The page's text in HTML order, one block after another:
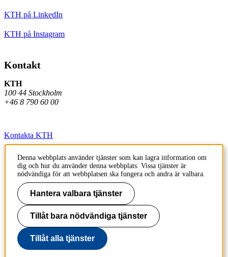
KTH på LinkedIn
KTH på Instagram
Kontakt
KTH
100 44 Stockholm
+46 8 790 60 00
Kontakta KTH
Jobba på KTH
Press och media
Faktura och betalning KTH
Om KTH:s webbplatser
Tillgänglighetsredogörelse
Denna webbplats använder tjänster som kan lagra information om
dig och hur du använder denna webbplats. Vissa tjänster är
nödvändiga för att webbplatsen ska fungera och andra är valbara.
Hantera valbara tjänster
Tillåt bara nödvändiga tjänster
Tillåt alla tjänster